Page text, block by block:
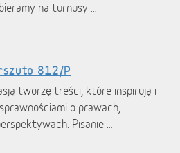
na turnusy …
812/P
tworzę treści, które inspirują i
o prawach,
Pisanie …